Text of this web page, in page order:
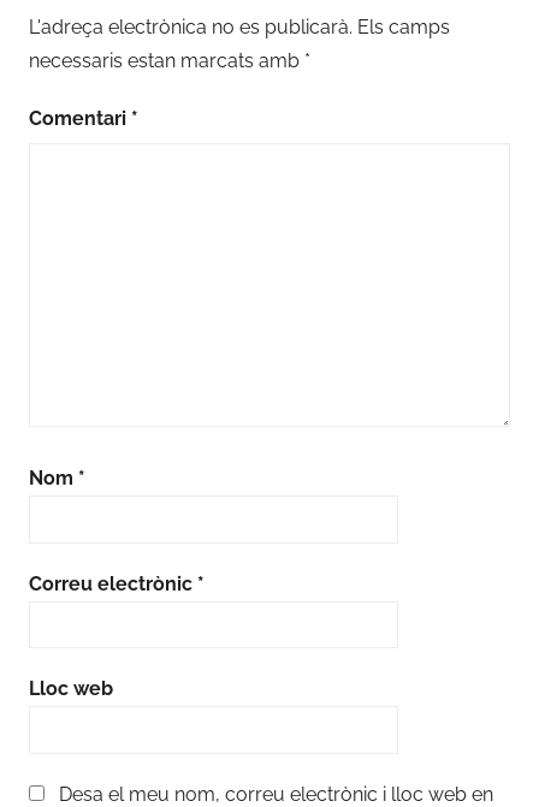
L'adreça electrònica no es publicarà. Els camps
necessaris estan marcats amb *
Comentari *
Nom *
Correu electrònic *
Lloc web
Desa el meu nom, correu electrònic i lloc web en